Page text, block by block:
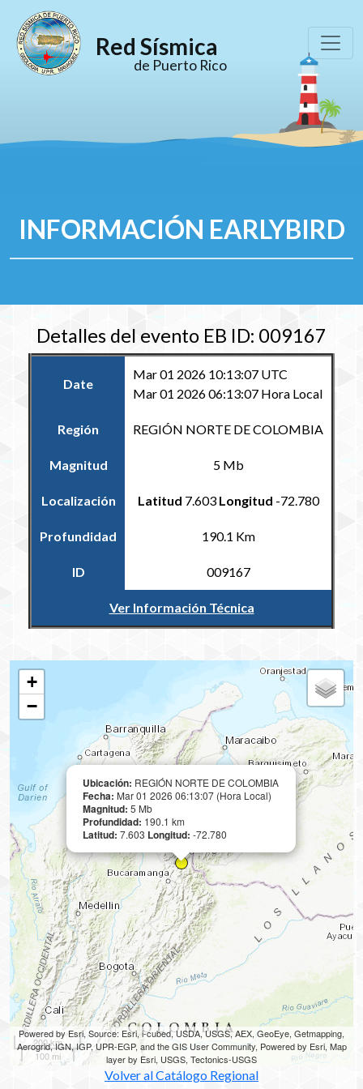
Red Sísmica
de Puerto Rico
INFORMACIÓN EARLYBIRD
Detalles del evento EB ID: 009167
Date
Mar 01 2026 10:13:07 UTC
Mar 01 2026 06:13:07 Hora Local
Región REGIÓN NORTE DE COLOMBIA
Magnitud 5 Mb
Localización Latitud 7.603Longitud -72.780
Profundidad 190.1 Km
ID 009167
Ver Información Técnica
Ubicación: REGIÓN NORTE DE COLOMBIA
Fecha: Mar 01 2026 06:13:07 (Hora Local)
Magnitud: 5 Mb
Profundidad: 190.1 km
Latitud: 7.603 Longitud: -72.780
+
−
200 km
100 mi
Powered by Esri, Source: Esri, i-cubed, USDA, USGS, AEX, GeoEye, Getmapping,
Aerogrid, IGN, IGP, UPR-EGP, and the GIS User Community, Powered by Esri, Map
layer by Esri, USGS, Tectonics-USGS
Volver al Catálogo Regional